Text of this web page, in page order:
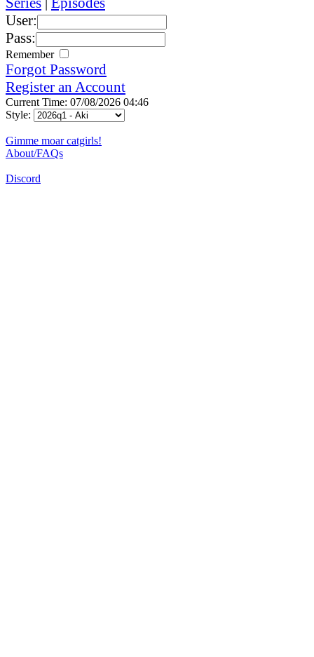
User:
Pass:
Remember
Forgot Password
Register an Account
Current Time: 07/08/2026 04:46
Style:
Gimme moar catgirls!
About/FAQs
Discord